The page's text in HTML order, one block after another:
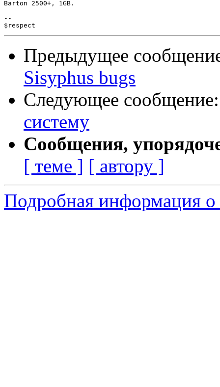
Barton 2500+, 1GB.
--
Предыдущее
Sisyphus bugs
Следующее
систему
Сообщения,
[ теме ] [ автору ]
Подробная информация о